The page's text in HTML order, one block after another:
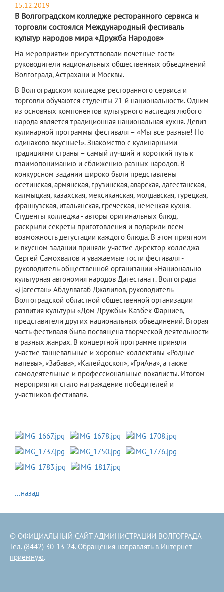
15.12.2019
В Волгоградском колледже ресторанного сервиса и
торговли состоялся Международный фестиваль
культур народов мира «Дружба Народов»
На мероприятии присутствовали почетные гости -
руководители национальных общественных объединений
Волгограда, Астрахани и Москвы.
В Волгоградском колледже ресторанного сервиса и
торговли обучаются студенты 21-й национальности. Одним
из основных компонентов культурного наследия любого
народа является традиционная национальная кухня. Девиз
кулинарной программы фестиваля – «Мы все разные! Но
одинаково вкусные!». Знакомство с кулинарными
традициями страны – самый лучший и короткий путь к
взаимопониманию и сближению разных народов. В
конкурсном задании широко были представлены
осетинская, армянская, грузинская, аварская, дагестанская,
калмыцкая, казахская, мексиканская, молдавская, турецкая,
французская, итальянская, греческая, немецкая кухня.
Студенты колледжа - авторы оригинальных блюд,
раскрыли секреты приготовления и подарили всем
возможность дегустации каждого блюда. В этом приятном
и вкусном задании приняли участие директор колледжа
Сергей Самохвалов и уважаемые гости фестиваля -
руководитель общественной организации «Национально-
культурная автономия народов Дагестана г. Волгограда
«Дагестан» Абдулвагаб Джалилов, руководитель
Волгоградской областной общественной организации
развития культуры «Дом Дружбы» Казбек Фарниев,
представители других национальных объединений. Вторая
часть фестиваля была посвящена творческой деятельности
в разных жанрах. В концертной программе приняли
участие танцевальные и хоровые коллективы «Родные
напевы», «Забава», «Калейдоскоп», «ГриАна», а также
самодеятельные и профессиональные вокалисты. Итогом
мероприятия стало награждение победителей и
участников фестиваля.
...назад
© ОФИЦИАЛЬНЫЙ САЙТ АДМИНИСТРАЦИИ ВОЛГОГРАДА
Тел. (8442) 30-13-24. Обращения направлять в Интернет-
приемную.